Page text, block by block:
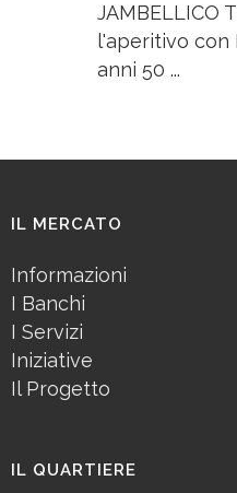
JAMBELLICO
l'aperitivo con
anni 50 ...
IL MERCATO
Informazioni
I Banchi
I Servizi
Iniziative
Il Progetto
IL QUARTIERE